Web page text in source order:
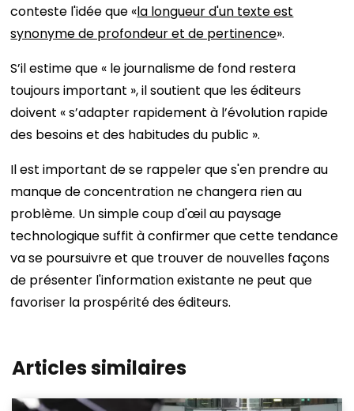
conteste l'idée que «la longueur d'un texte est
synonyme de profondeur et de pertinence».
S’il estime que « le journalisme de fond restera
toujours important », il soutient que les éditeurs
doivent « s’adapter rapidement à l’évolution rapide
des besoins et des habitudes du public ».
Il est important de se rappeler que s'en prendre au
manque de concentration ne changera rien au
problème. Un simple coup d'œil au paysage
technologique suffit à confirmer que cette tendance
va se poursuivre et que trouver de nouvelles façons
de présenter l'information existante ne peut que
favoriser la prospérité des éditeurs.
Articles similaires